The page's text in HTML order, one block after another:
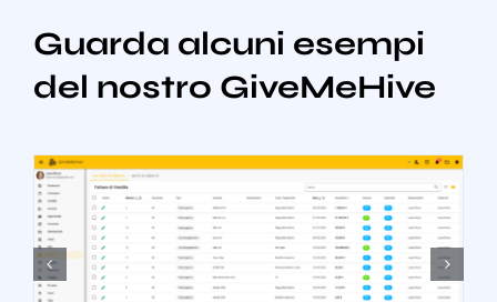
Guarda alcuni esempi
del nostro GiveMeHive